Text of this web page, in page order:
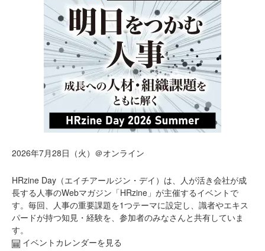
2026年7月28日（火）＠オンライン
HRzine Day（エイチアールジン・デイ）は、人が活き会社が成
長する人事のWebマガジン「HRzine」が主催するイベントで
す。毎回、人事の重要課題を1つテーマに設定し、識者やエキス
パードが持つ知見・経験を、参加者のみなさんと共有していま
す。
イベントカレンダーを見る